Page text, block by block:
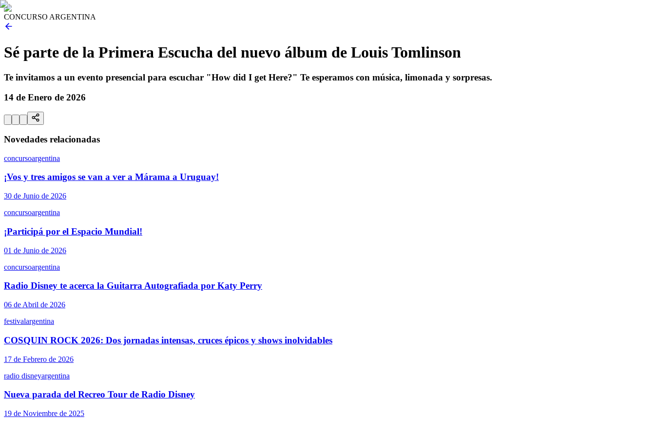
CONCURSO ARGENTINA
Sé parte de la Primera Escucha del nuevo álbum de Louis Tomlinson
Te invitamos a un evento presencial para escuchar "How did I get Here?" Te esperamos con música, limonada y sorpresas.
14 de Enero de 2026
Novedades relacionadas
concursoargentina
¡Vos y tres amigos se van a ver a Márama a Uruguay!
30 de Junio de 2026
concursoargentina
¡Participá por el Espacio Mundial!
01 de Junio de 2026
concursoargentina
Radio Disney te acerca la Guitarra Autografiada por Katy Perry
06 de Abril de 2026
festivalargentina
COSQUIN ROCK 2026: Dos jornadas intensas, cruces épicos y shows inolvidables
17 de Febrero de 2026
radio disneyargentina
Nueva parada del Recreo Tour de Radio Disney
19 de Noviembre de 2025